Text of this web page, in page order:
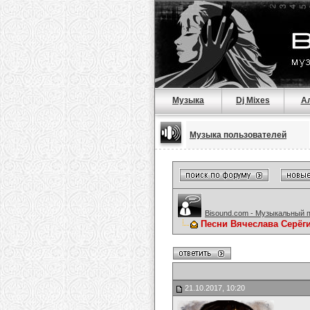
Музыка Dj Mixes
Музыка пользователей
Bisound.com - Музыкальный
Песни Вячеслава
21.10.2017, 10:20